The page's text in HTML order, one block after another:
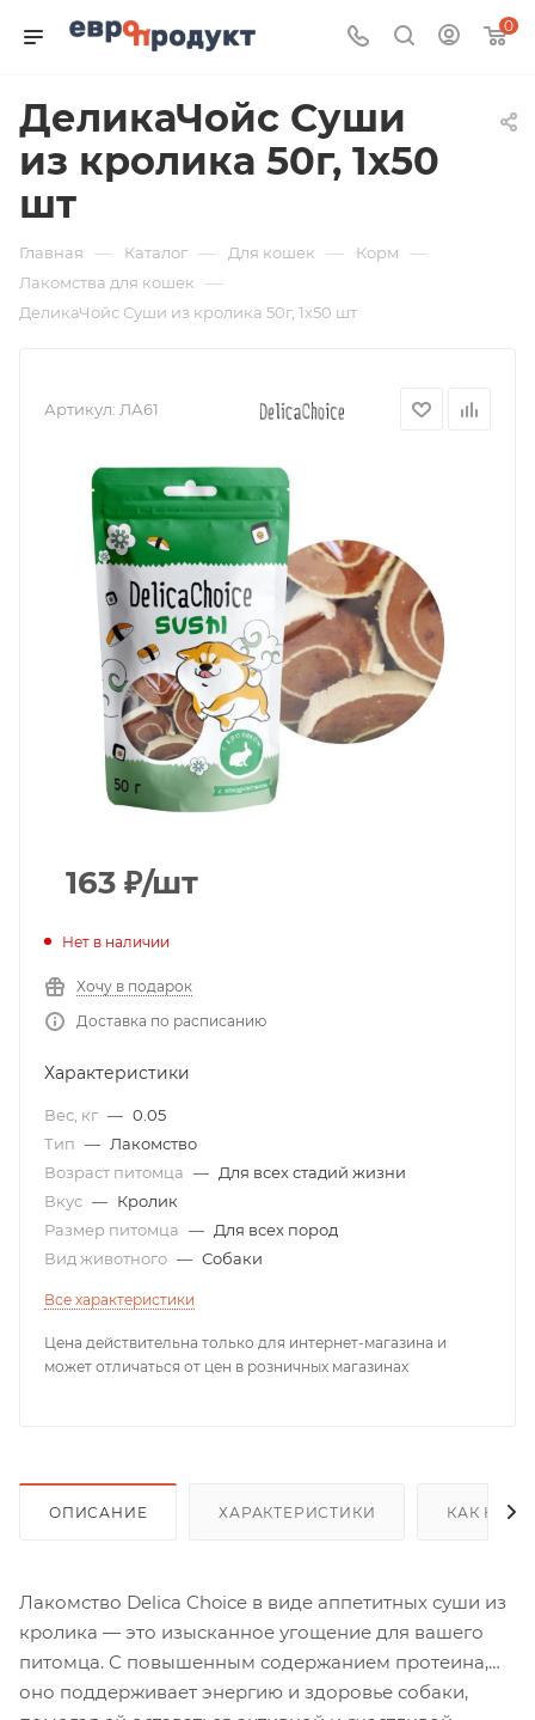
0
ДеликаЧойс Суши
из кролика 50г, 1х50
шт
Главная — Каталог — Для кошек — Корм —
Лакомства для кошек —
ДеликаЧойс Суши из кролика 50г, 1х50 шт
Артикул: ЛА61
163 ₽/шт
Нет в наличии
Хочу в подарок
Доставка по расписанию
Характеристики
Вес, кг — 0.05
Тип — Лакомство
Возраст питомца — Для всех стадий жизни
Вкус — Кролик
Размер питомца — Для всех пород
Вид животного — Собаки
Все характеристики
Цена действительна только для интернет-магазина и
может отличаться от цен в розничных магазинах
ОПИСАНИЕ ХАРАКТЕРИСТИКИ КАК
Лакомство Delica Choice в виде аппетитных суши из
кролика — это изысканное угощение для вашего
питомца. С повышенным содержанием протеина,
оно поддерживает энергию и здоровье собаки,